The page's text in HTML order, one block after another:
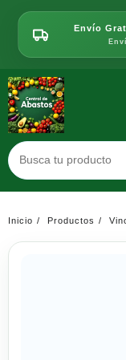
contenido
Envío
Inicio Productos